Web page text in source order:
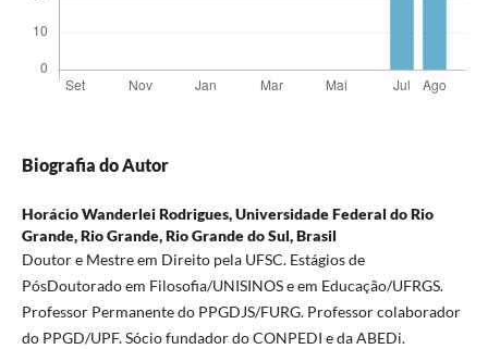
Biografia do Autor
Horácio Wanderlei Rodrigues,Universidade Federal do Rio
Grande, Rio Grande, Rio Grande do Sul, Brasil
Doutor e Mestre em Direito pela UFSC. Estágios de
PósDoutorado em Filosofia/UNISINOS e em Educação/UFRGS.
Professor Permanente do PPGDJS/FURG. Professor colaborador
do PPGD/UPF. Sócio fundador do CONPEDI e da ABEDi.